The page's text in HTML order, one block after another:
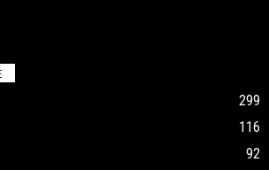
299
116
92